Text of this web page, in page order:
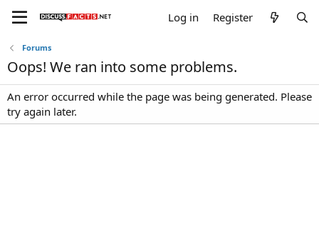
Log in Register
Forums
Oops! We ran into some problems.
An error occurred while the page was being generated. Please
try again later.